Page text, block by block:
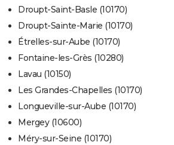
Droupt-Saint-Basle (10170)
Droupt-Sainte-Marie (10170)
Étrelles-sur-Aube (10170)
Fontaine-les-Grès (10280)
Lavau (10150)
Les Grandes-Chapelles (10170)
Longueville-sur-Aube (10170)
Mergey (10600)
Méry-sur-Seine (10170)